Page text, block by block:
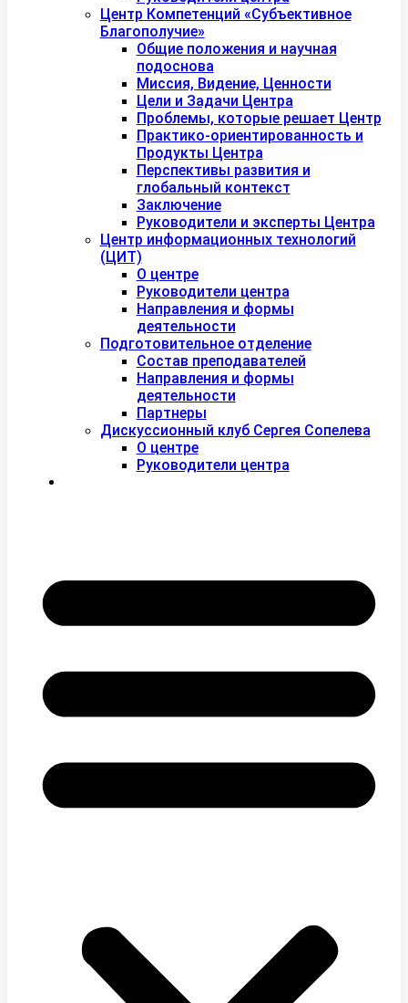
Центр Компетенций «Субъективное
Благополучие»
Общие положения и научная
подоснова
Миссия, Видение, Ценности
Цели и Задачи Центра
Проблемы, которые решает Центр
Практико-ориентированность и
Продукты Центра
Перспективы развития и
глобальный контекст
Заключение
Руководители и эксперты Центра
Центр информационных технологий
(ЦИТ)
О центре
Руководители центра
Направления и формы
деятельности
Подготовительное отделение
Состав преподавателей
Направления и формы
деятельности
Партнеры
Дискуссионный клуб Сергея Сопелева
О центре
Руководители центра